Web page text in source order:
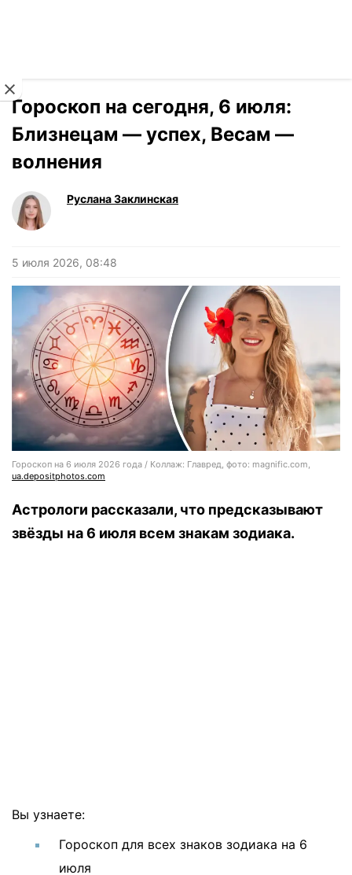
Гороскоп на сегодня, 6 июля:
Близнецам — успех, Весам —
волнения
Руслана Заклинская
5 июля 2026, 08:48
Гороскоп на 6 июля 2026 года / Коллаж: Главред, фото: magnific.com,
ua.depositphotos.com
Астрологи рассказали, что предсказывают
звёзды на 6 июля всем знакам зодиака.
Вы узнаете:
Гороскоп для всех знаков зодиака на 6
июля